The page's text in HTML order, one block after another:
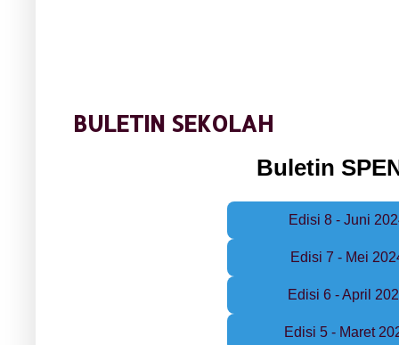
BULETIN SEKOLAH
Buletin
Edisi 8 - Juni
Edisi 7 - Mei
Edisi 6 - April
Edisi 5 - Maret